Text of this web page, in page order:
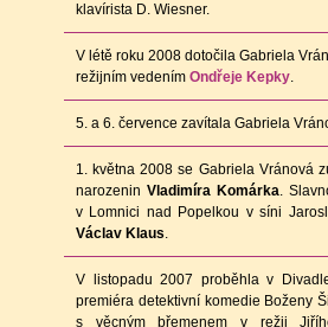
klavírista D. Wiesner.
V létě roku 2008 dotočila Gabriela
režijním vedením Ondřeje Kepky.
5. a 6. července zavítala Gabriela
1. května 2008 se Gabriela Vránová
narozenin Vladimíra Komárka.
v Lomnici nad Popelkou v síni
Václav Klaus.
V listopadu 2007 proběhla v
premiéra detektivní komedie Boženy
s věcným břemenem v režii